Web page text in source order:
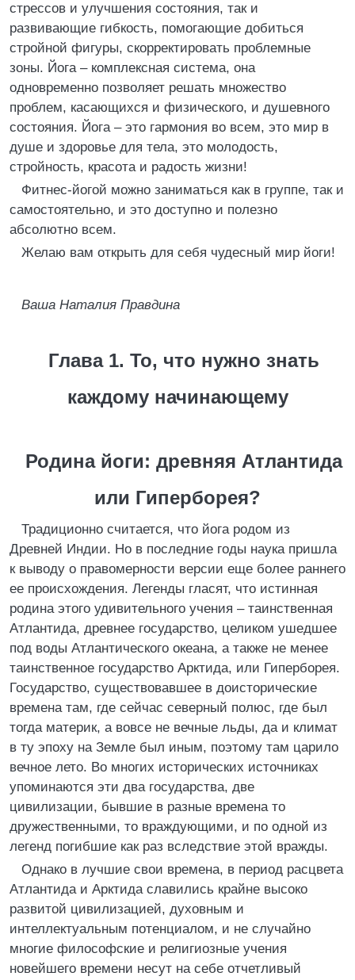
стрессов и улучшения состояния, так и
развивающие гибкость, помогающие добиться
стройной фигуры, скорректировать проблемные
зоны. Йога – комплексная система, она
одновременно позволяет решать множество
проблем, касающихся и физического, и душевного
состояния. Йога – это гармония во всем, это мир в
душе и здоровье для тела, это молодость,
стройность, красота и радость жизни!
Фитнес-йогой можно заниматься как в группе, так и
самостоятельно, и это доступно и полезно
абсолютно всем.
Желаю вам открыть для себя чудесный мир йоги!
Ваша Наталия Правдина
Глава 1. То, что нужно знать
каждому начинающему
Родина йоги: древняя Атлантида
или Гиперборея?
Традиционно считается, что йога родом из
Древней Индии. Но в последние годы наука пришла
к выводу о правомерности версии еще более раннего
ее происхождения. Легенды гласят, что истинная
родина этого удивительного учения – таинственная
Атлантида, древнее государство, целиком ушедшее
под воды Атлантического океана, а также не менее
таинственное государство Арктида, или Гиперборея.
Государство, существовавшее в доисторические
времена там, где сейчас северный полюс, где был
тогда материк, а вовсе не вечные льды, да и климат
в ту эпоху на Земле был иным, поэтому там царило
вечное лето. Во многих исторических источниках
упоминаются эти два государства, две
цивилизации, бывшие в разные времена то
дружественными, то враждующими, и по одной из
легенд погибшие как раз вследствие этой вражды.
Однако в лучшие свои времена, в период расцвета
Атлантида и Арктида славились крайне высоко
развитой цивилизацией, духовным и
интеллектуальным потенциалом, и не случайно
многие философские и религиозные учения
новейшего времени несут на себе отчетливый